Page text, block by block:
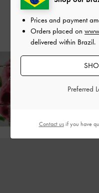
US$39.00
Aproveite oenvio padrão grátis
devoluções sem percalços
Prices and payment
Orders placed on
delivered within Brazil.
Preferred
Contact usif you have